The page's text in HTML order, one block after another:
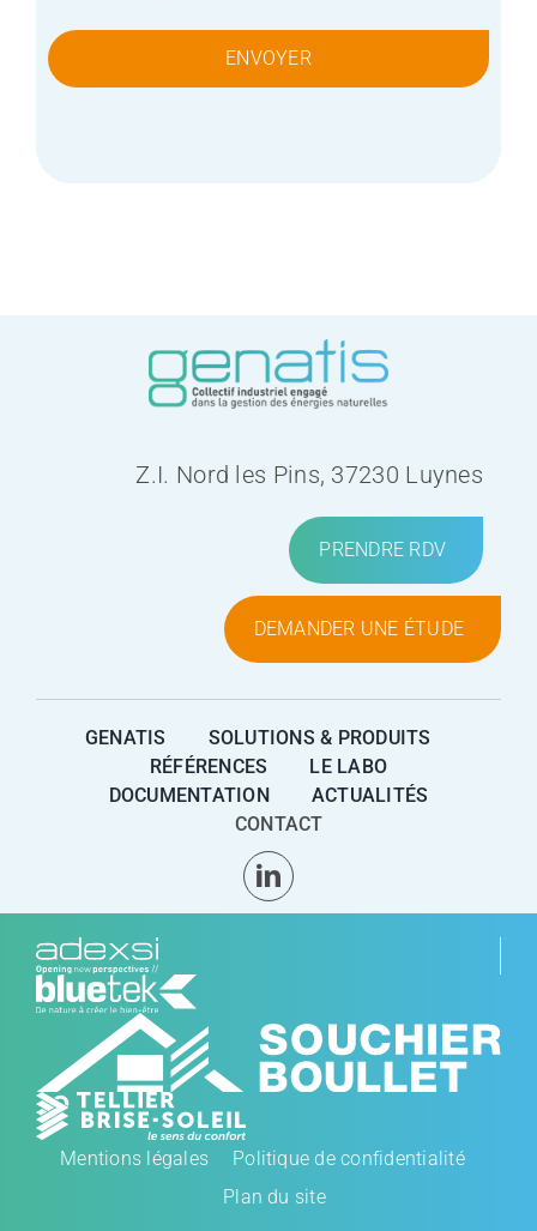
Z.I. Nord les Pins, 37230 Luynes
PRENDRE RDV
DEMANDER UNE ÉTUDE
GENATIS
SOLUTIONS & PRODUITS
RÉFÉRENCES
LE LABO
DOCUMENTATION
ACTUALITÉS
CONTACT
Mentions légales
Politique de confidentialité
Plan du site